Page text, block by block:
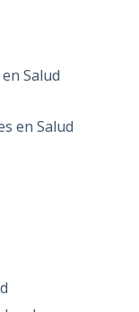
Salud
en Salud